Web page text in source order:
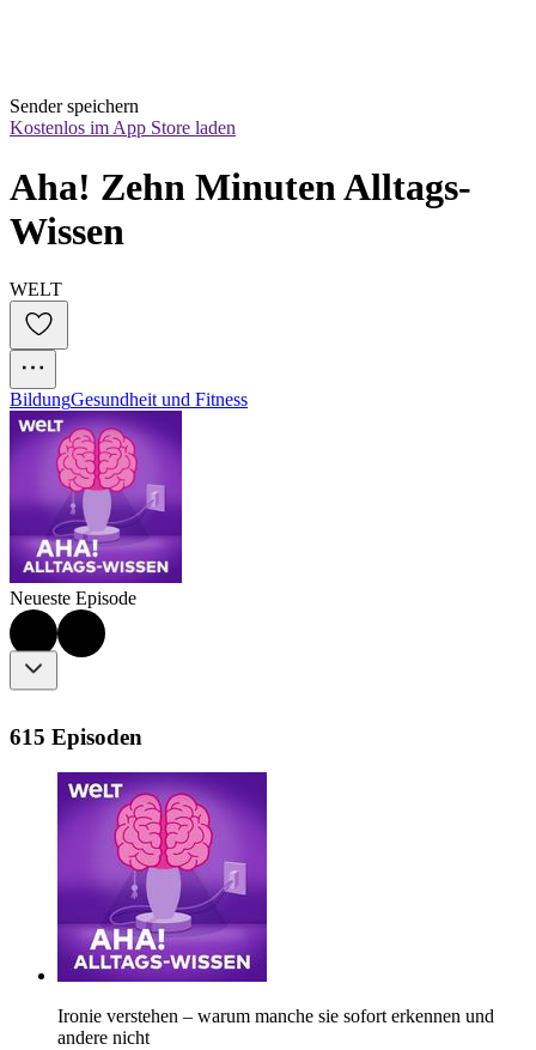
Sender speichern
Kostenlos im App Store laden
Aha! Zehn Minuten Alltags-
Wissen
WELT
BildungGesundheit und Fitness
Neueste Episode
615 Episoden
Ironie verstehen – warum manche sie sofort erkennen und
andere nicht